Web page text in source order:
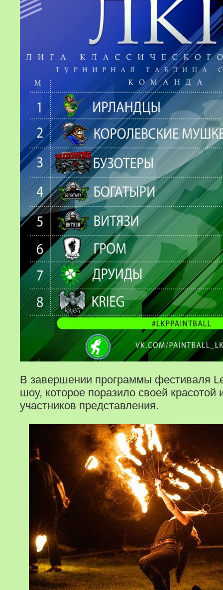
В завершении программы фестиваля
шоу, которое поразило своей
участников представления.